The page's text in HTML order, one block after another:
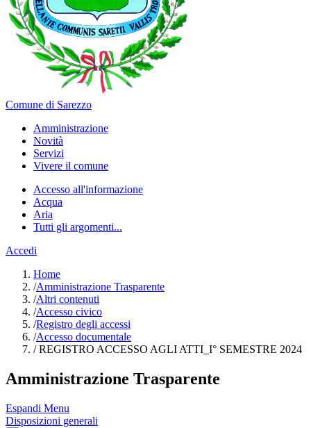
Comune di Sarezzo
Amministrazione
Novità
Servizi
Vivere il comune
Accesso all'informazione
Acqua
Aria
Tutti gli argomenti...
Accedi
Home
/Amministrazione Trasparente
/Altri contenuti
/Accesso civico
/Registro degli accessi
/Accesso documentale
/REGISTRO ACCESSO AGLI ATTI_I° SEMESTRE 2024
Amministrazione Trasparente
Espandi Menu
Disposizioni generali